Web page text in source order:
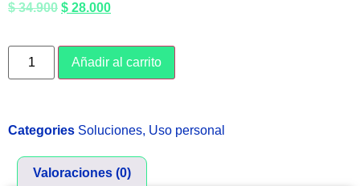
$34.900 $ 28.000
Añadir al carrito
Categories Soluciones, Uso personal
Valoraciones (0)